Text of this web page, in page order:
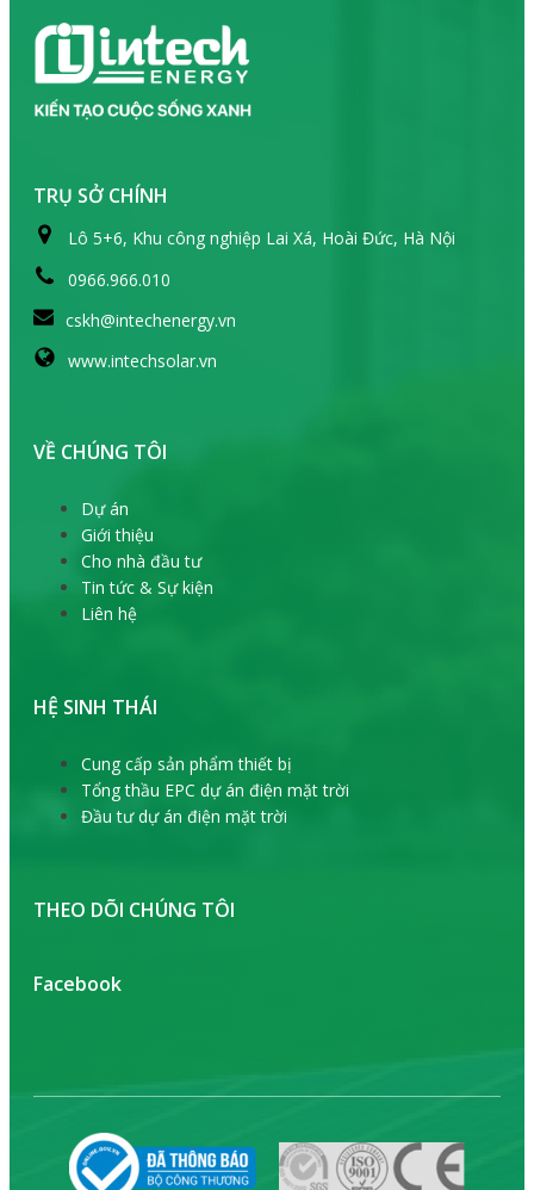
TRỤ SỞ CHÍNH
Lô 5+6, Khu công nghiệp Lai Xá, Hoài Đức, Hà Nội
0966.966.010
cskh@intechenergy.vn
www.intechsolar.vn
VỀ CHÚNG TÔI
Dự án
Giới thiệu
Cho nhà đầu tư
Tin tức & Sự kiện
Liên hệ
HỆ SINH THÁI
Cung cấp sản phẩm thiết bị
Tổng thầu EPC dự án điện mặt trời
Đầu tư dự án điện mặt trời
THEO DÕI CHÚNG TÔI
Facebook